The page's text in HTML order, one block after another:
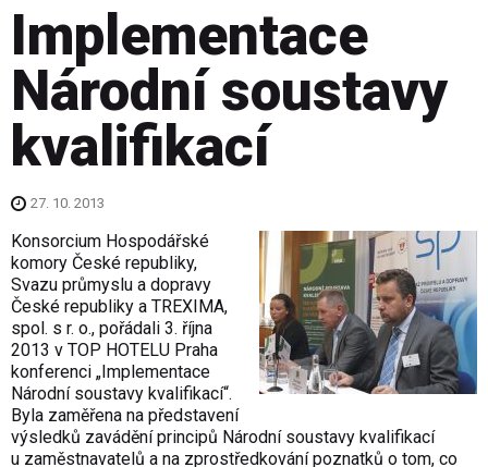
Implementace
Národní soustavy
kvalifikací
27. 10. 2013
Konsorcium Hospodářské
komory České republiky,
Svazu průmyslu a dopravy
České republiky a TREXIMA,
spol. s r. o., pořádali 3. října
2013 v TOP HOTELU Praha
konferenci „Implementace
Národní soustavy kvalifikací“.
Byla zaměřena na představení
výsledků zavádění principů Národní soustavy kvalifikací
u zaměstnavatelů a na zprostředkování poznatků o tom, co